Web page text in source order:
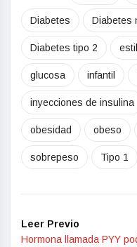
Diabetes Diabetes
Diabetes tipo 2
glucosa infantil
inyecciones de insulina
obesidad obeso
sobrepeso Tipo 1
Leer Previo
Hormona llamada PYY